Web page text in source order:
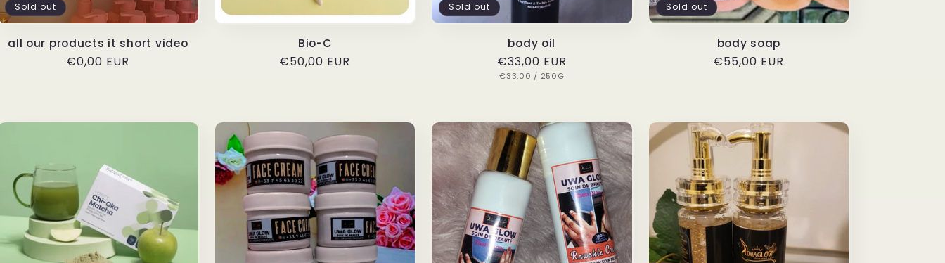
Sold out
all our products it short video
Regular
€0,00 EUR
Bio-C
Regular
€50,00 EUR
Sold out
body oil
Regular
price
€33,00 EUR
UNIT
€33,00 / PER
250G
Sold out
body soap
Regular
€55,00 EUR